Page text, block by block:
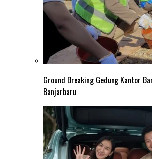
Ground Breaking Gedung Kantor
Banjarbaru